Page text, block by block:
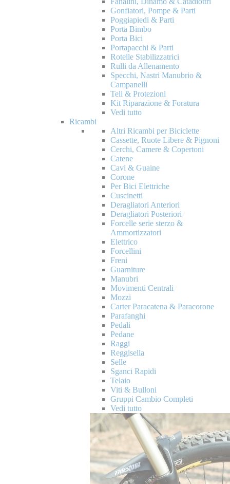
Gonfiatori, Pompe & Parti
Poggiapiedi & Parti
Porta Bimbo
Porta Bici
Portapacchi & Parti
Rotelle Stabilizzatrici
Rulli da Allenamento
Specchi, Nastri Manubrio &
Campanelli
Teli & Protezioni
Kit Riparazione & Foratura
Vedi tutto
Ricambi
Altri Ricambi per Biciclette
Cassette, Ruote Libere & Pignoni
Cerchi, Camere & Copertoni
Catene
Cavi & Guaine
Corone
Per Bici Elettriche
Cuscinetti
Deragliatori Anteriori
Deragliatori Posteriori
Forcelle serie sterzo &
Ammortizzatori
Elettrico
Forcellini
Freni
Guarniture
Manubri
Movimenti Centrali
Mozzi
Carter Paracatena & Paracorone
Parafanghi
Pedali
Pedane
Raggi
Reggisella
Selle
Sganci Rapidi
Telaio
Viti & Bulloni
Gruppi Cambio Completi
Vedi tutto